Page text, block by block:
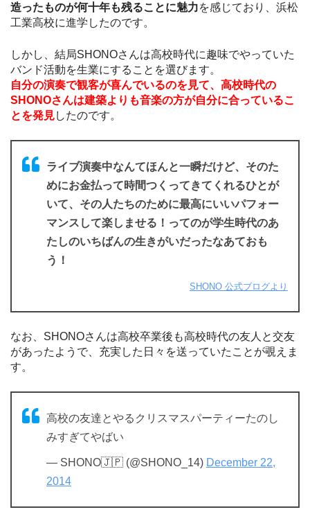
造ったものが何十年も残ることに魅力を感じており、浜松
工業高校に進学したのです。
しかし、結局SHONOさんは高校時代に趣味でやっていた
バンド活動を生業にすることを選びます。
自分の演奏で観客が喜んでいるのを見て、高校時代の
SHONOさんは建築よりも音楽の方が自分に合っているこ
とを発見したのです。
ライブ演奏中なんてほんと一瞬だけど、そのた
めにお金払って時間つくってきてくれるひとが
いて、その人たちのために最高にいいパフォー
マンスして楽しませる！ってのが学生時代のあ
たしのいちばんの生きがいだったなあておも
う！
SHONO 公式ブログより
なお、SHONOさんは高校卒業後も高校時代の友人と交友
があったようで、充実した日々を送っていたことが覗えま
す。
高校の友達とやるクリスマスパーティーたのし
みすぎてやばい
— SHONO🇯🇵 (@SHONO_14) December 22,
2014